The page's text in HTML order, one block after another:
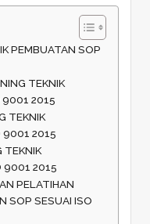
PEMBUATAN SOP
TEKNIK
9001 2015
TEKNIK
9001 2015
TEKNIK
9001 2015
PELATIHAN
SOP SESUAI ISO